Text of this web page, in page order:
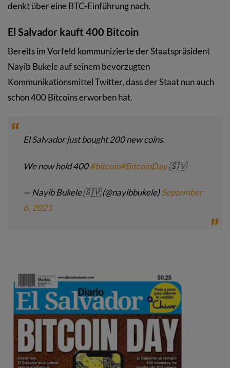
denkt über eine BTC-Einführung nach.
El Salvador kauft 400 Bitcoin
Bereits im Vorfeld kommunizierte der Staatspräsident
Nayib Bukele auf seinem bevorzugten
Kommunikationsmittel Twitter, dass der Staat nun auch
schon 400 Bitcoins erworben hat.
El Salvador just bought 200 new coins.
We now hold 400#bitcoin#BitcoinDay🇸🇻
— Nayib Bukele 🇸🇻 (@nayibbukele)September
6, 2021